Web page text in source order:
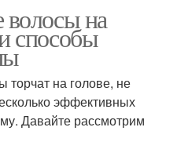
волосы на
способы
торчат на голове, не
эффективных
Давайте рассмотрим